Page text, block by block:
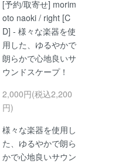
[予約/取寄せ] morim
oto naoki / right [C
D] - 様々な楽器を使
用した、ゆるやかで
朗らかで心地良いサ
ウンドスケープ！
2,000円(税込2,200
円)
様々な楽器を使用し
た、ゆるやかで朗ら
かで心地良いサウン